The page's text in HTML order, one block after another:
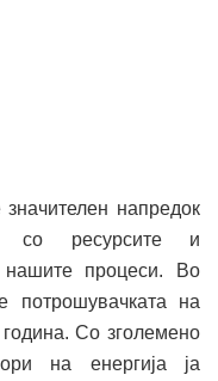
напредок
со ресурсите и
нашите процеси. Во
потрошувачката на
Со зголемено
на енергија ja